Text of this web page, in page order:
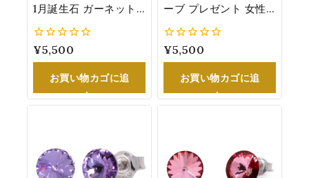
1月誕生石 ガーネット
カラー (ライト・シャ
ワロフスキー®・クリ
スタル』 6.2mm
K1122SS29LSI
0
5
¥5,500
お買い物カゴに追
加
ーブ プレゼント 女性
人気 スワロフスキー
シルバー
0
5
¥5,500
お買い物カゴに追
加